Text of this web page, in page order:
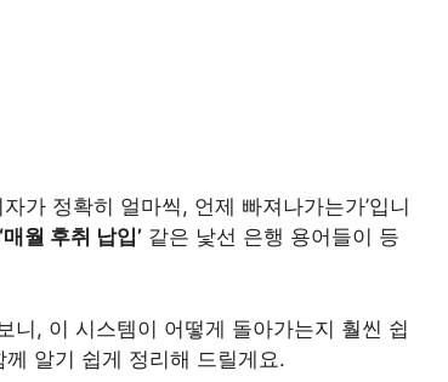
가 정확히 얼마씩, 언제 빠져나가는가’입니
매월 후취 납입’ 같은 낯선 은행 용어들이 등
니, 이 시스템이 어떻게 돌아가는지 훨씬 쉽
알기 쉽게 정리해 드릴게요.